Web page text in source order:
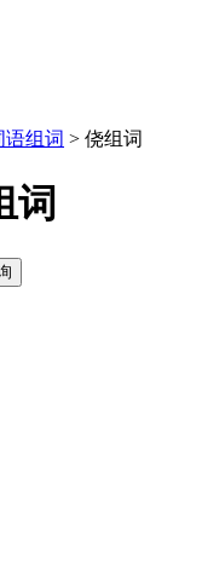
语组词 > 侥组词
词